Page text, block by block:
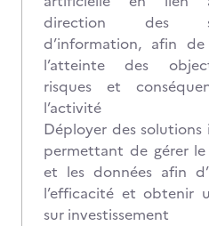
direction des
d’information, afin de
l’atteinte des
risques et
l’activité
Déployer des solutions
permettant de gérer
et les données afin
l’efficacité et obtenir
sur investissement